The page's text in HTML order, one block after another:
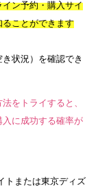
ン予約・購入サイ
ことができます
状況）を確認でき
をトライすると、
に成功する確率が
トまたは東京ディズ